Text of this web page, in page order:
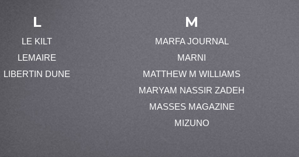
L
LE KILT
LEMAIRE
LIBERTIN DUNE
M
MARFA JOURNAL
MARNI
MATTHEW M WILLIAMS
MARYAM NASSIR ZADEH
MASSES MAGAZINE
MIZUNO